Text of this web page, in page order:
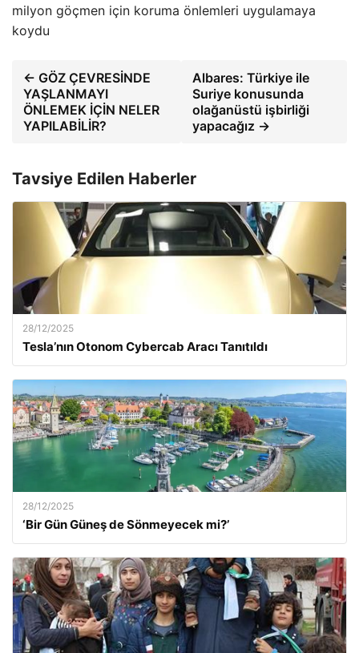
milyon göçmen için koruma önlemleri uygulamaya
koydu
← GÖZ ÇEVRESİNDE
YAŞLANMAYI
ÖNLEMEK İÇİN NELER
YAPILABİLİR?
Albares: Türkiye ile
Suriye konusunda
olağanüstü işbirliği
yapacağız →
Tavsiye Edilen Haberler
28/12/2025
Tesla’nın Otonom Cybercab Aracı Tanıtıldı
28/12/2025
‘Bir Gün Güneş de Sönmeyecek mi?’